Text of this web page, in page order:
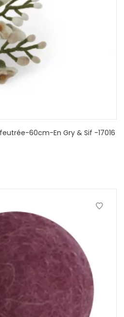
60cm-En Gry & Sif -17016